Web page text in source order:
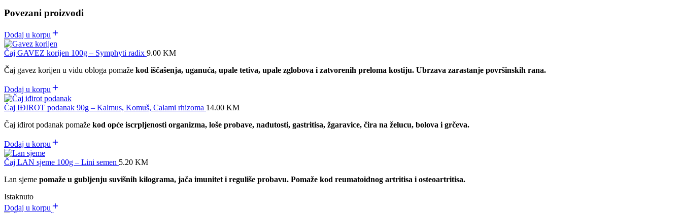
Povezani proizvodi
Dodaj u korpu
Čaj GAVEZ korijen 100g – Symphyti radix 9.00 KM
Čaj gavez korijen u vidu obloga pomaže kod iščašenja, uganuća, upale tetiva, upale zglobova i zatvorenih preloma kostiju. Ubrzava zarastanje površinskih rana.
Dodaj u korpu
Čaj IĐIROT podanak 90g – Kalmus, Komuš, Calami rhizoma 14.00 KM
Čaj iđirot podanak pomaže kod opće iscrpljenosti organizma, loše probave, nadutosti, gastritisa, žgaravice, čira na želucu, bolova i grčeva.
Dodaj u korpu
Čaj LAN sjeme 100g – Lini semen 5.20 KM
Lan sjeme pomaže u gubljenju suvišnih kilograma, jača imunitet i reguliše probavu. Pomaže kod reumatoidnog artritisa i osteoartritisa.
Istaknuto
Dodaj u korpu